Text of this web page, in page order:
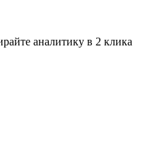
аналитику в 2 клика